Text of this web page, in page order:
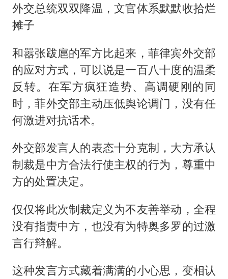
外交总统双双降温，文官体系默默收拾烂
摊子
和嚣张跋扈的军方比起来，菲律宾外交部
的应对方式，可以说是一百八十度的温柔
反转。在军方疯狂造势、高调硬刚的同
时，菲外交部主动压低舆论调门，没有任
何激进对抗话术。
外交部发言人的表态十分克制，大方承认
制裁是中方合法行使主权的行为，尊重中
方的处置决定。
仅仅将此次制裁定义为不友善举动，全程
没有指责中方，也没有为特奥多罗的过激
言行辩解。
这种发言方式藏着满满的小心思，变相认